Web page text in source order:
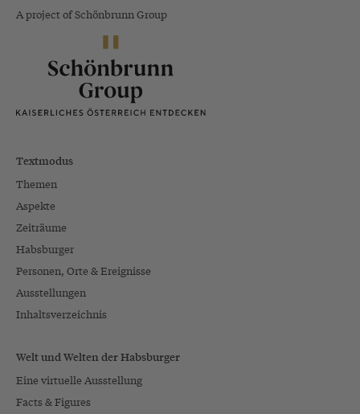
A project of Schönbrunn Group
Textmodus
Themen
Aspekte
Zeiträume
Habsburger
Personen, Orte & Ereignisse
Ausstellungen
Inhaltsverzeichnis
Welt und Welten der Habsburger
Eine virtuelle Ausstellung
Facts & Figures